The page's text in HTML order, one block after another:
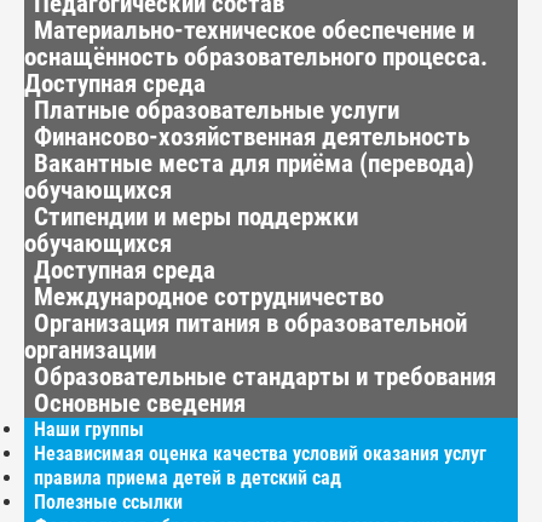
Материально-техническое обеспечение и
оснащённость образовательного процесса.
Доступная среда
Платные образовательные услуги
Финансово-хозяйственная деятельность
Вакантные места для приёма (перевода)
обучающихся
Стипендии и меры поддержки
обучающихся
Доступная среда
Международное сотрудничество
Организация питания в образовательной
организации
Образовательные стандарты и требования
Основные сведения
Наши группы
Независимая оценка качества условий оказания услуг
правила приема детей в детский сад
Полезные ссылки